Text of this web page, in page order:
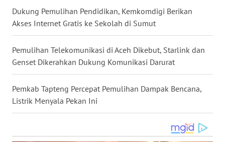
Dukung Pemulihan Pendidikan, Kemkomdigi Berikan
Akses Internet Gratis ke Sekolah di Sumut
Pemulihan Telekomunikasi di Aceh Dikebut, Starlink dan
Genset Dikerahkan Dukung Komunikasi Darurat
Pemkab Tapteng Percepat Pemulihan Dampak Bencana,
Listrik Menyala Pekan Ini
JATIM
BALI
KALBAR
WN